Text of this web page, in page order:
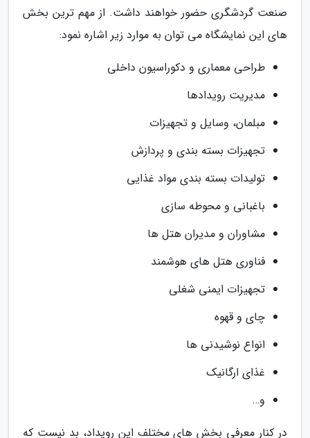
صنعت گردشگری حضور خواهند داشت. از مهم ترین بخش
های این نمایشگاه می توان به موارد زیر اشاره نمود:
طراحی معماری و دکوراسیون داخلی
مدیریت رویدادها
مبلمان، وسایل و تجهیزات
تجهیزات بسته بندی و پردازش
تولیدات بسته بندی مواد غذایی
باغبانی و محوطه سازی
مشاوران و مدیران هتل ها
فناوری هتل های هوشمند
تجهیزات ایمنی شغلی
چای و قهوه
انواع نوشیدنی ها
غذای ارگانیک
و…
در کنار معرفی بخش های مختلف این رویداد، بد نیست که